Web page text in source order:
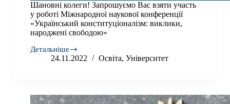
Шановні колеги! Запрошуємо Вас взяти участь
у роботі Міжнародної наукової конференції
«Український конституціоналізм: виклики,
народжені свободою»
Детальніше
Шановні
колеги!
участь
24.11.2022 Освіта, Університет